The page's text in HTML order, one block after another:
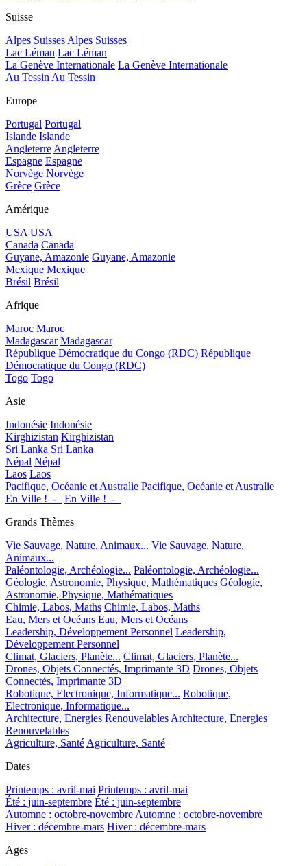
Suisse
Alpes Suisses Alpes Suisses
Lac Léman Lac Léman
La Genève Internationale La Genève Internationale
Au Tessin Au Tessin
Europe
Portugal Portugal
Islande Islande
Angleterre Angleterre
Espagne Espagne
Norvège Norvège
Grèce Grèce
Amérique
USA USA
Canada Canada
Guyane, Amazonie Guyane, Amazonie
Mexique Mexique
Brésil Brésil
Afrique
Maroc Maroc
Madagascar Madagascar
République Démocratique du Congo (RDC) République
Démocratique du Congo (RDC)
Togo Togo
Asie
Indonésie Indonésie
Kirghizistan Kirghizistan
Sri Lanka Sri Lanka
Népal Népal
Laos Laos
Pacifique, Océanie et Australie Pacifique, Océanie et Australie
En Ville !_-_
En Ville !_-_
Grands Thèmes
Vie Sauvage, Nature, Animaux... Vie Sauvage, Nature,
Animaux...
Paléontologie, Archéologie... Paléontologie, Archéologie...
Géologie, Astronomie, Physique, Mathématiques Géologie,
Astronomie, Physique, Mathématiques
Chimie, Labos, Maths Chimie, Labos, Maths
Eau, Mers et Océans Eau, Mers et Océans
Leadership, Développement Personnel Leadership,
Développement Personnel
Climat, Glaciers, Planète... Climat, Glaciers, Planète...
Drones, Objets Connectés, Imprimante 3D Drones, Objets
Connectés, Imprimante 3D
Robotique, Electronique, Informatique... Robotique,
Electronique, Informatique...
Architecture, Energies Renouvelables Architecture, Energies
Renouvelables
Agriculture, Santé Agriculture, Santé
Dates
Printemps : avril-mai Printemps : avril-mai
Été : juin-septembre Été : juin-septembre
Automne : octobre-novembre Automne : octobre-novembre
Hiver : décembre-mars Hiver : décembre-mars
Ages